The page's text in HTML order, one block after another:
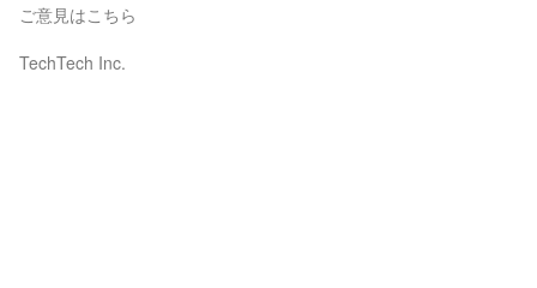
ご意見はこちら
TechTech Inc.